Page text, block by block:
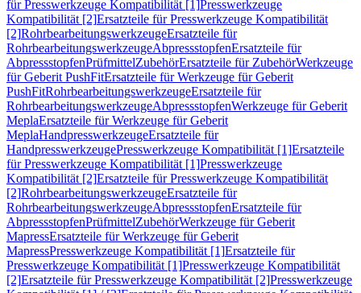
für Presswerkzeuge Kompatibilität [1]Presswerkzeuge
Kompatibilität [2]Ersatzteile für Presswerkzeuge Kompatibilität
[2]RohrbearbeitungswerkzeugeErsatzteile für
RohrbearbeitungswerkzeugeAbpressstopfenErsatzteile für
AbpressstopfenPrüfmittelZubehörErsatzteile für ZubehörWerkzeuge
für Geberit PushFitErsatzteile für Werkzeuge für Geberit
PushFitRohrbearbeitungswerkzeugeErsatzteile für
RohrbearbeitungswerkzeugeAbpressstopfenWerkzeuge für Geberit
MeplaErsatzteile für Werkzeuge für Geberit
MeplaHandpresswerkzeugeErsatzteile für
HandpresswerkzeugePresswerkzeuge Kompatibilität [1]Ersatzteile
für Presswerkzeuge Kompatibilität [1]Presswerkzeuge
Kompatibilität [2]Ersatzteile für Presswerkzeuge Kompatibilität
[2]RohrbearbeitungswerkzeugeErsatzteile für
RohrbearbeitungswerkzeugeAbpressstopfenErsatzteile für
AbpressstopfenPrüfmittelZubehörWerkzeuge für Geberit
MapressErsatzteile für Werkzeuge für Geberit
MapressPresswerkzeuge Kompatibilität [1]Ersatzteile für
Presswerkzeuge Kompatibilität [1]Presswerkzeuge Kompatibilität
[2]Ersatzteile für Presswerkzeuge Kompatibilität [2]Presswerkzeuge